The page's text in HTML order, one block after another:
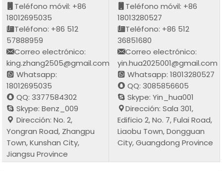
Teléfono móvil: +86
18012695035
Teléfono: +86 512
57888959
Correo electrónico:
king.zhang2505@gmail.com
Whatsapp:
18012695035
QQ: 3377584302
Skype: Benz_009
Dirección: No. 2,
Yongran Road, Zhangpu
Town, Kunshan City,
Jiangsu Province
Teléfono móvil: +86
18013280527
Teléfono: +86 512
36851680
Correo electrónico:
yin.hua2025001@gmail.com
Whatsapp: 18013280527
QQ: 3085856605
Skype: Yin_hua001
Dirección: Sala 301,
Edificio 2, No. 7, Fulai Road,
Liaobu Town, Dongguan
City, Guangdong Province